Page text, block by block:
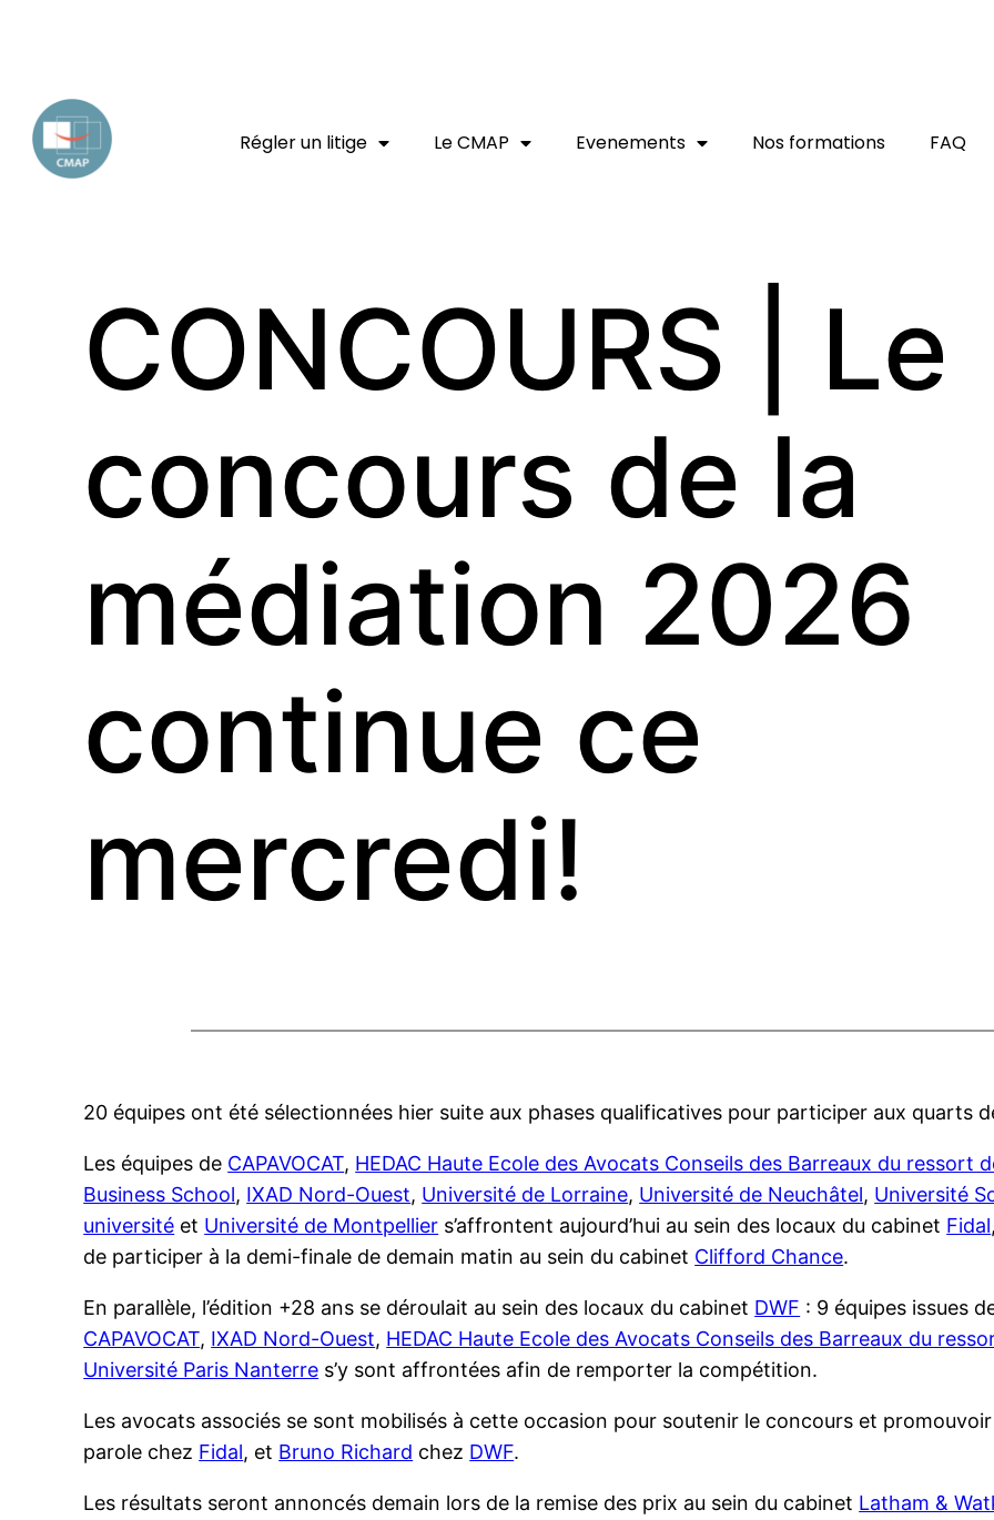
Régler un litige Le CMAP Evenements Nos formations FAQ
CONCOURS | Le
concours de la
médiation 2026
continue ce
mercredi!
20 équipes ont été sélectionnées hier suite aux phases qualificatives pour participer aux quarts
Les équipes de CAPAVOCAT, HEDAC Haute Ecole des Avocats Conseils des Barreaux du ressort
Business School, IXAD Nord-Ouest, Université de Lorraine, Université de Neuchâtel, Université
université et Université de Montpellier s’affrontent aujourd’hui au sein des locaux du cabinet Fidal
de participer à la demi-finale de demain matin au sein du cabinet Clifford Chance.
En parallèle, l’édition +28 ans se déroulait au sein des locaux du cabinet DWF : 9 équipes issues
CAPAVOCAT, IXAD Nord-Ouest, HEDAC Haute Ecole des Avocats Conseils des Barreaux du
Université Paris Nanterre s’y sont affrontées afin de remporter la compétition.
Les avocats associés se sont mobilisés à cette occasion pour soutenir le concours et
parole chez Fidal, et Bruno Richard chez DWF.
Les résultats seront annoncés demain lors de la remise des prix au sein du cabinet Latham &